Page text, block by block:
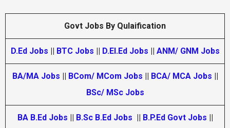
Govt Jobs By Qulaification
D.Ed Jobs || BTC Jobs || D.El.Ed Jobs || ANM/ GNM Jobs
BA/MA Jobs || BCom/ MCom Jobs || BCA/ MCA Jobs ||
BSc/ MSc Jobs
BA B.Ed Jobs || B.Sc B.Ed Jobs || B.P.Ed Govt Jobs ||